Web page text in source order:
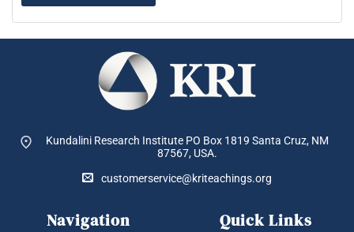
Kundalini Research Institute PO Box 1819 Santa Cruz, NM
87567, USA.
customerservice@kriteachings.org
Navigation Quick Links